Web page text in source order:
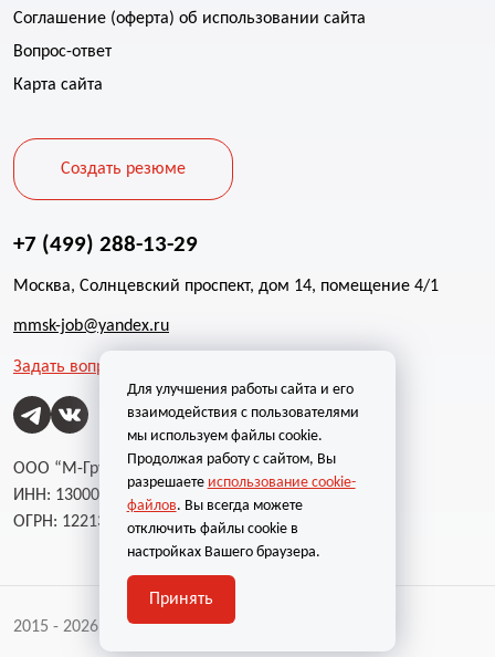
Соглашение (оферта) об использовании сайта
Вопрос-ответ
Карта сайта
Создать резюме
+7 (499) 288-13-29
Москва, Солнцевский проспект, дом 14, помещение 4/1
mmsk-job@yandex.ru
Задать вопрос
ООО “М-Групп”
ИНН: 1300002787
ОГРН: 1221300004232
2015 - 2026 | Все права защищены
Для улучшения работы сайта и его
взаимодействия с пользователями
мы используем файлы cookie.
Продолжая работу с сайтом, Вы
разрешаете использование cookie-
файлов. Вы всегда можете
отключить файлы cookie в
настройках Вашего браузера.
Принять